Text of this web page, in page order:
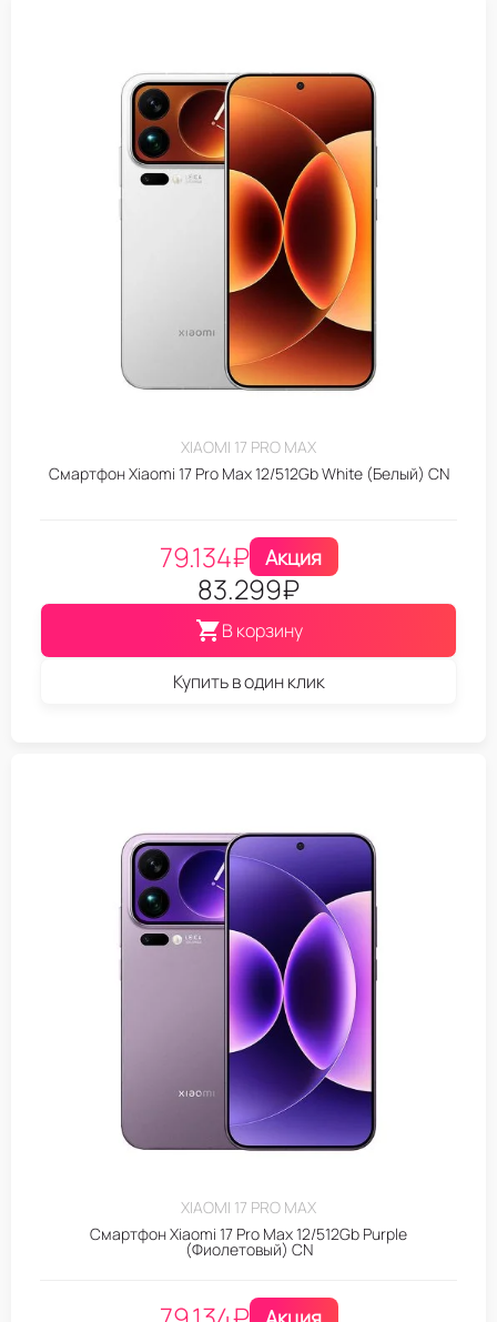
XIAOMI 17 PRO MAX
Смартфон Xiaomi 17 Pro Max 12/512Gb White (Белый) CN
79.134₽ Акция
83.299₽
В корзину
Купить в один клик
XIAOMI 17 PRO MAX
Смартфон Xiaomi 17 Pro Max 12/512Gb Purple
(Фиолетовый) CN